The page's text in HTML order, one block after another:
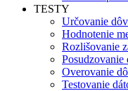
TESTY
Určovanie
Hodnotenie
Rozlišovanie
Overovanie
Testovanie